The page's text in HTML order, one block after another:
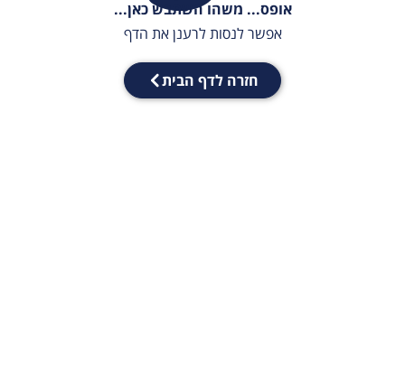
אופס... משהו השתבש כאן...
אפשר לנסות לרענן את הדף
חזרה לדף הבית